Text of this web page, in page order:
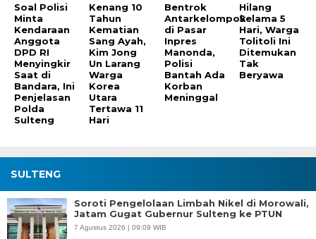
Soal Polisi
Minta
Kendaraan
Anggota
DPD RI
Menyingkir
Saat di
Bandara, Ini
Penjelasan
Polda
Sulteng
Kenang 10
Tahun
Kematian
Sang Ayah,
Kim Jong
Un Larang
Warga
Korea
Utara
Tertawa 11
Hari
Bentrok
Antarkelompok
di Pasar
Inpres
Manonda,
Polisi
Bantah Ada
Korban
Meninggal
Hilang
Selama 5
Hari, Warga
Tolitoli Ini
Ditemukan
Tak
Beryawa
SULTENG
Soroti Pengelolaan Limbah Nikel di Morowali,
Jatam Gugat Gubernur Sulteng ke PTUN
7 Agustus 2026 | 09:09 WIB